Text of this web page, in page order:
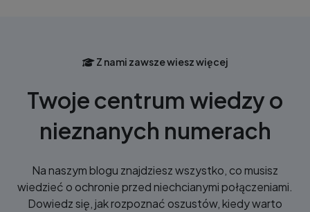
Z nami zawsze wiesz więcej
Twoje centrum wiedzy o
nieznanych numerach
Na naszym blogu znajdziesz wszystko, co musisz
wiedzieć o ochronie przed niechcianymi połączeniami.
Dowiedz się, jak rozpoznać oszustów, kiedy warto